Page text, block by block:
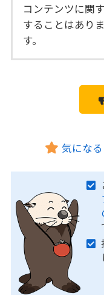
コンテンツに関
することはあり
す。
気にな